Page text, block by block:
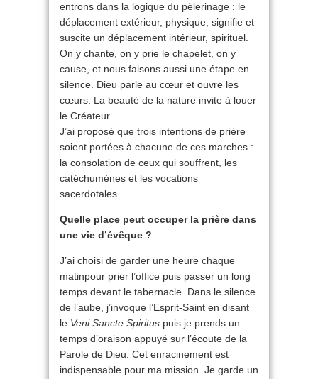
entrons dans la logique du pèlerinage : le
déplacement extérieur, physique, signifie et
suscite un déplacement intérieur, spirituel.
On y chante, on y prie le chapelet, on y
cause, et nous faisons aussi une étape en
silence. Dieu parle au cœur et ouvre les
cœurs. La beauté de la nature invite à louer
le Créateur.
J’ai proposé que trois intentions de prière
soient portées à chacune de ces marches :
la consolation de ceux qui souffrent, les
catéchumènes et les vocations
sacerdotales.
Quelle place peut occuper la prière dans
une vie d’évêque ?
J’ai choisi de garder une heure chaque
matinpour prier l’office puis passer un long
temps devant le tabernacle. Dans le silence
de l’aube, j’invoque l’Esprit-Saint en disant
le Veni Sancte Spiritus puis je prends un
temps d’oraison appuyé sur l’écoute de la
Parole de Dieu. Cet enracinement est
indispensable pour ma mission. Je garde un